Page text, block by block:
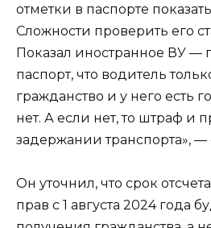
отметки в паспорте
Сложности проверить его
Показал иностранное ВУ —
паспорт, что водитель
гражданство и у него есть
нет. А если нет, то штраф и
задержании транспорта», —
Он уточнил, что срок
прав с 1 августа 2024 года